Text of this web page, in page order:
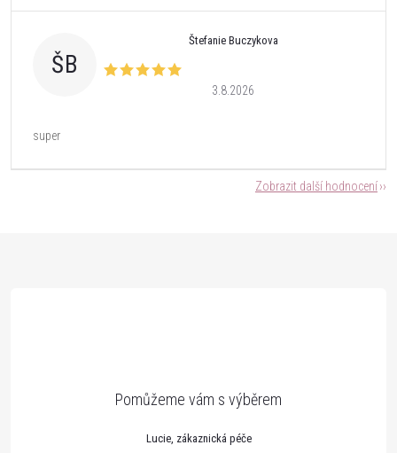
ŠB
Štefanie Buczykova
3.8.2026
super
Zobrazit další hodnocení
Lucie